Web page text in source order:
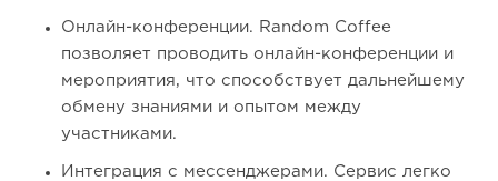
Онлайн-конференции. Random Coffee
позволяет проводить онлайн-конференции и
мероприятия, что способствует дальнейшему
обмену знаниями и опытом между
участниками.
Интеграция с мессенджерами. Сервис легко